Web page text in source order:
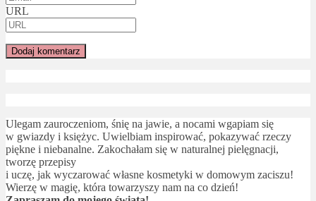
URL
Ulegam zauroczeniom, śnię na jawie, a nocami wgapiam się
w gwiazdy i księżyc. Uwielbiam inspirować, pokazywać rzeczy
piękne i niebanalne. Zakochałam się w naturalnej pielęgnacji,
tworzę przepisy
i uczę, jak wyczarować własne kosmetyki w domowym zaciszu!
Wierzę w magię, która towarzyszy nam na co dzień!